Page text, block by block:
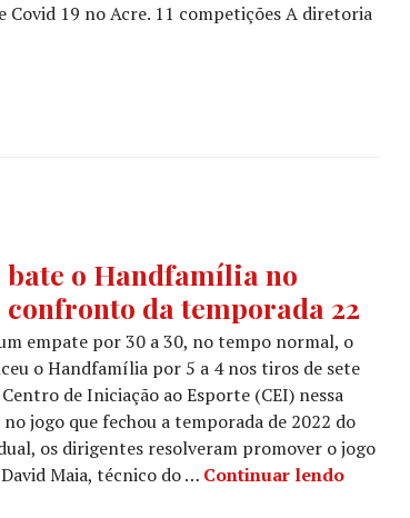
Covid 19 no Acre. 11 competições A diretoria
bate o Handfamília no
da temporada 22
empate por 30 a 30, no tempo normal, o
o Handfamília por 5 a 4 nos tiros de sete
de Iniciação ao Esporte (CEI) nessa
jogo que fechou a temporada de 2022 do
os dirigentes resolveram promover o jogo
Maia, técnico do … Continuar lendo